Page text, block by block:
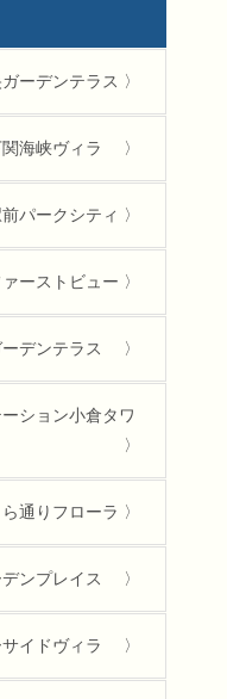
ーデンテラス
海峡ヴィラ
パークシティ
ーストビュー
デンテラス
ション小倉タワ
通りフローラ
ンプレイス
イドヴィラ